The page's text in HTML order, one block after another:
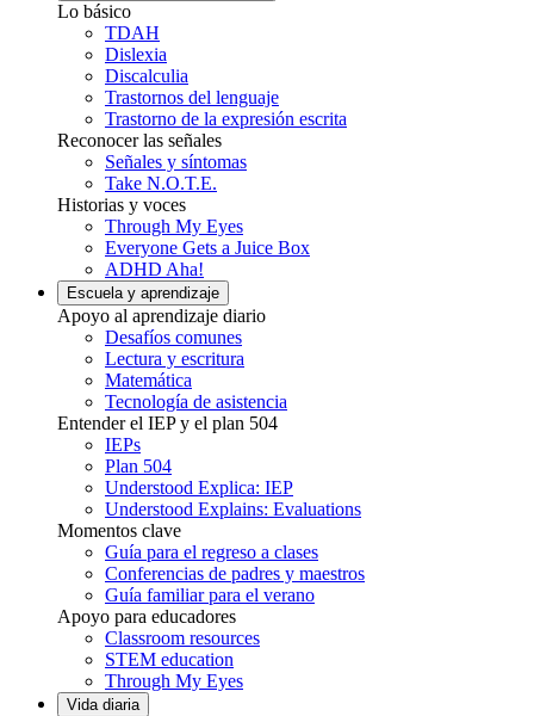
Lo básico
TDAH
Dislexia
Discalculia
Trastornos del lenguaje
Trastorno de la expresión escrita
Reconocer las señales
Señales y síntomas
Take N.O.T.E.
Historias y voces
Through My Eyes
Everyone Gets a Juice Box
ADHD Aha!
Escuela y aprendizaje
Apoyo al aprendizaje diario
Desafíos comunes
Lectura y escritura
Matemática
Tecnología de asistencia
Entender el IEP y el plan 504
IEPs
Plan 504
Understood Explica: IEP
Understood Explains: Evaluations
Momentos clave
Guía para el regreso a clases
Conferencias de padres y maestros
Guía familiar para el verano
Apoyo para educadores
Classroom resources
STEM education
Through My Eyes
Vida diaria